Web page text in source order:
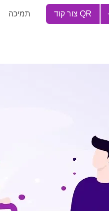
תמיכה צור קוד QR